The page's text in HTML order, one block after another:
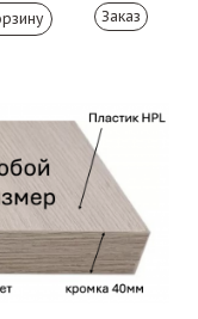
Заказ